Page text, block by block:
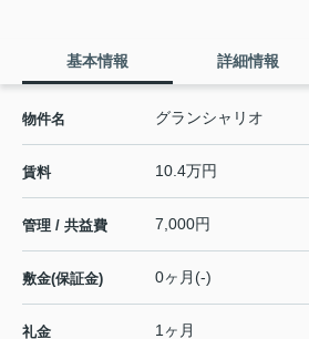
基本情報 詳細情報
物件名 グランシャリオ
賃料 10.4万円
管理 / 共益費 7,000円
敷金(保証金) 0ヶ月(-)
礼金 1ヶ月